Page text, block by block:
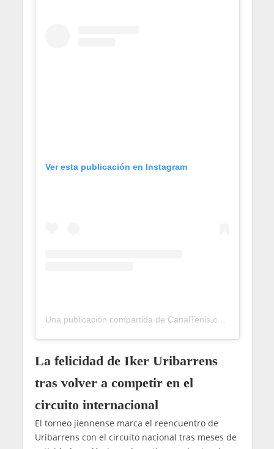
Ver esta publicación en Instagram
Una publicación compartida de CanalTenis.com 🎾 (@canaltenis)
La felicidad de Iker Uribarrens
tras volver a competir en el
circuito internacional
El torneo jiennense marca el reencuentro de
Uribarrens con el circuito nacional tras meses de